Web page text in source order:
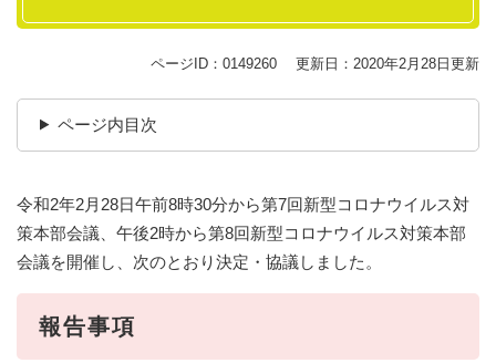
ページID：0149260 更新日：2020年2月28日更新
ページ内目次
令和2年2月28日午前8時30分から第7回新型コロナウイルス対
策本部会議、午後2時から第8回新型コロナウイルス対策本部
会議を開催し、次のとおり決定・協議しました。
報告事項